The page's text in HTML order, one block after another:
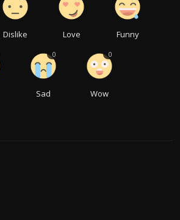
Dislike Love Funny
Sad
0
Wow
0